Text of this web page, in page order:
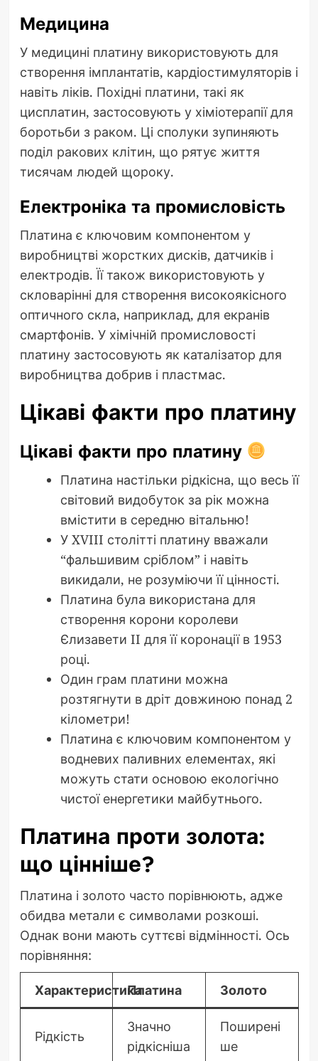
Медицина
У медицині платину використовують для
створення імплантатів, кардіостимуляторів і
навіть ліків. Похідні платини, такі як
цисплатин, застосовують у хіміотерапії для
боротьби з раком. Ці сполуки зупиняють
поділ ракових клітин, що рятує життя
тисячам людей щороку.
Електроніка та промисловість
Платина є ключовим компонентом у
виробництві жорстких дисків, датчиків і
електродів. Її також використовують у
скловарінні для створення високоякісного
оптичного скла, наприклад, для екранів
смартфонів. У хімічній промисловості
платину застосовують як каталізатор для
виробництва добрив і пластмас.
Цікаві факти про платину
Цікаві факти про платину
Платина настільки рідкісна, що весь її
світовий видобуток за рік можна
вмістити в середню вітальню!
У XVIII столітті платину вважали
“фальшивим сріблом” і навіть
викидали, не розуміючи її цінності.
Платина була використана для
створення корони королеви
Єлизавети II для її коронації в 1953
році.
Один грам платини можна
розтягнути в дріт довжиною понад 2
кілометри!
Платина є ключовим компонентом у
водневих паливних елементах, які
можуть стати основою екологічно
чистої енергетики майбутнього.
Платина проти золота:
що цінніше?
Платина і золото часто порівнюють, адже
обидва метали є символами розкоші.
Однак вони мають суттєві відмінності. Ось
порівняння:
ХарактеристикаПлатина Золото
Рідкість
Значно
рідкісніша
Поширені
ше